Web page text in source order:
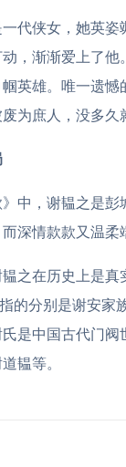
代侠女，她英
，渐渐爱上了
英雄。唯一遗
为庶人，没多久
》中，谢韫之是
深情款款又温
之在历史上是真
的分别是谢安
是中国古代门
韫等。